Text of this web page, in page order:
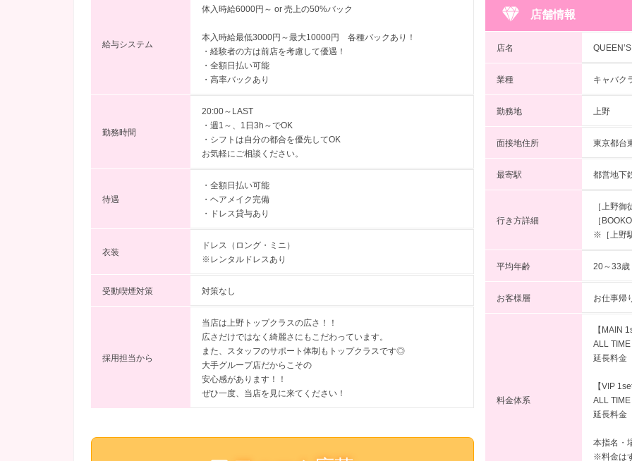
給与システム
体入時給6000円～ or 売上の50%バック
本入時給最低3000円～最大10000円 各種バックあり！
・経験者の方は前店を考慮して優遇！
・全額日払い可能
・高率バックあり
勤務時間
20:00～LAST
・週1～、1日3h～でOK
・シフトは自分の都合を優先してOK
お気軽にご相談ください。
待遇
・全額日払い可能
・ヘアメイク完備
・ドレス貸与あり
衣装
ドレス（ロング・ミニ）
※レンタルドレスあり
受動喫煙対策 対策なし
採用担当から
当店は上野トップクラスの広さ！！
広さだけではなく綺麗さにもこだわっています。
また、スタッフのサポート体制もトップクラスです◎
大手グループ店だからこその
安心感があります！！
ぜひ一度、当店を見に来てください！
店舗情報
店名
業種 キャバク
勤務地 上野
面接地住所 東京都台
最寄駅 都営地下
行き方詳細
［上野
［
※［上野
平均年齢 20～33歳
お客様層 お仕事帰
料金体系
【MAIN
ALL
延長料金
【VIP
ALL
延長料金
本指名
※料金は